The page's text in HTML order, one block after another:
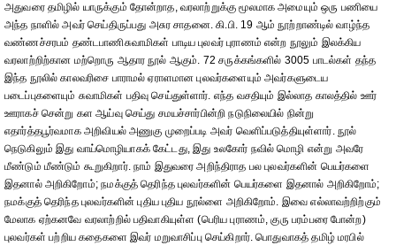
அதுவரை தமிழில் யாருக்கும் தோன்றாத, வரலாற்றுக்கு மூலமாக அமையும் ஒரு பணியை
அந்த நாளில் அவர் செய்திருப்பது அசுர சாதனை. கி.பி. 19 ஆம் நூற்றாண்டில் வாழ்ந்த
வண்ணச்சரபம் தண்டபாணிசுவாமிகள் பாடிய புலவர் புராணம் என்ற நூலும் இலக்கிய
வரலாற்றிற்கான மற்றொரு ஆதார நூல் ஆகும். 72 சருக்கங்களில் 3005 பாடல்கள் தந்த
இந்த நூலில் காலவரிசை பாராமல் ஏராளமான புலவர்களையும் அவர்களுடைய
படைப்புகளையும் சுவாமிகள் பதிவு செய்துள்ளார். எந்த வசதியும் இல்லாத காலத்தில் ஊர்
ஊராகச் சென்று கள ஆய்வு செய்து சமயச்சார்பின்றி நடுநிலையில் நின்று
எதார்த்தபூர்வமாக அறிவியல் அணுகு முறைப்படி அவர் வெளிப்படுத்தியுள்ளார். நூல்
நெடுகிலும் இது வாய்மொழியாகக் கேட்டது, இது உலகோர் நவில் மொழி என்று அவரே
மீண்டும் மீண்டும் கூறுகிறார். நாம் இதுவரை அறிந்திராத பல புலவர்களின் பெயர்களை
இதனால் அறிகிறோம்; நமக்குத் தெரிந்த புலவர்களின் பெயர்களை இதனால் அறிகிறோம்;
நமக்குத் தெரிந்த புலவர்களின் புதிய புதிய நூல்ளை அறிகிறோம். இவை எல்லாவற்றிற்கும்
மேலாக ஏற்கனவே வரலாற்றில் பதிவாகியுள்ள (பெரிய புராணம், குரு பரம்பரை போன்ற)
புலவர்கள் பற்றிய கதைகளை இவர் மறுவாசிப்பு செய்கிறார். பொதுவாகத் தமிழ் மரபில்